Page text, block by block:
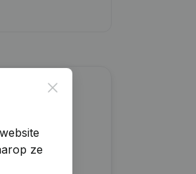
Close
ze